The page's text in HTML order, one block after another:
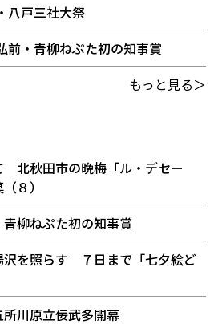
八戸三社大祭
・青柳ねぷた初の知事賞
もっと見る＞
北秋田市の晩梅「ル・デセー
８）
柳ねぷた初の知事賞
沢を照らす ７日まで「七夕絵ど
川原立佞武多開幕